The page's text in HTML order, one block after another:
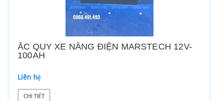
ẮC QUY XE NÂNG ĐIỆN MARSTECH 12V-
100AH
Liên hệ
CHI TIẾT